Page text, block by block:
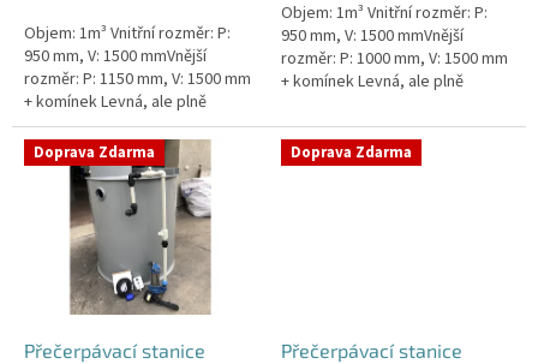
Objem: 1m³ Vnitřní rozměr: P:
950 mm, V: 1500 mmVnější
rozměr: P: 1150 mm, V: 1500 mm
+ komínek Levná, ale plně
funkční přečerpávací stanice
určená k chatám, zahradám,
sklepům,...
hvězdiček.
Objem: 1m³ Vnitřní rozměr: P:
950 mm, V: 1500 mmVnější
rozměr: P: 1000 mm, V: 1500 mm
+ komínek Levná, ale plně
určená k chatám, zahradám,
sklepům,...
Doprava Zdarma
Přečerpávací stanice
Doprava Zdarma
Přečerpávací stanice